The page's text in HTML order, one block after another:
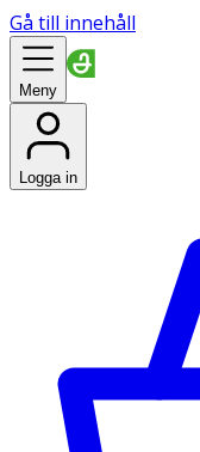
Gå till innehåll
Meny
Logga in